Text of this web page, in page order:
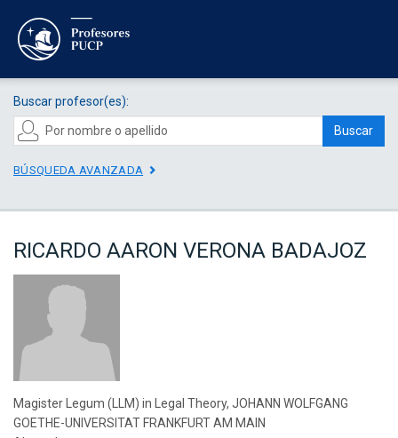
Buscar profesor(es):
Buscar
BÚSQUEDA AVANZADA
RICARDO AARON VERONA BADAJOZ
Magister Legum (LLM) in Legal Theory, JOHANN WOLFGANG
GOETHE-UNIVERSITAT FRANKFURT AM MAIN